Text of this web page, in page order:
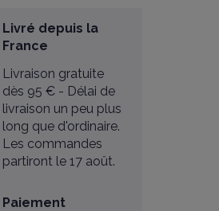
Livré depuis la
France
Livraison gratuite
dès 95 € - Délai de
livraison un peu plus
long que d'ordinaire.
Les commandes
partiront le 17 août.
Paiement